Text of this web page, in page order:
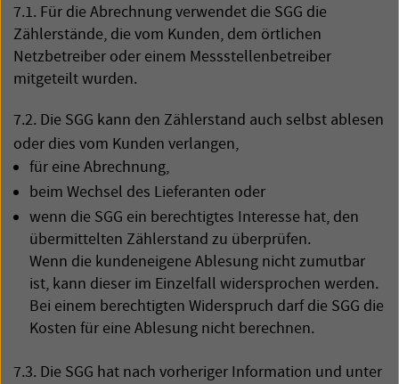
7.1. Für die Abrechnung verwendet die SGG die
Zählerstände, die vom Kunden, dem örtlichen
Netzbetreiber oder einem Messstellenbetreiber
mitgeteilt wurden.
7.2. Die SGG kann den Zählerstand auch selbst ablesen
oder dies vom Kunden verlangen,
für eine Abrechnung,
beim Wechsel des Lieferanten oder
wenn die SGG ein berechtigtes Interesse hat, den
übermittelten Zählerstand zu überprüfen.
Wenn die kundeneigene Ablesung nicht zumutbar
ist, kann dieser im Einzelfall widersprochen werden.
Bei einem berechtigten Widerspruch darf die SGG die
Kosten für eine Ablesung nicht berechnen.
7.3. Die SGG hat nach vorheriger Information und unter